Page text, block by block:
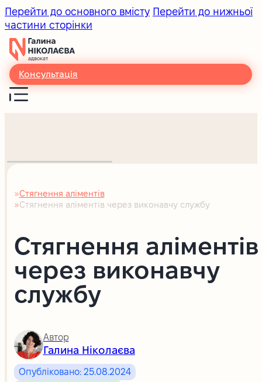
Перейти до основного вмісту Перейти до нижньої
частини сторінки
Консультація
Головна
Стягнення аліментів
Стягнення аліментів через виконавчу службу
Стягнення аліментів
через виконавчу
службу
Автор
Галина Ніколаєва
Опубліковано: 25.08.2024